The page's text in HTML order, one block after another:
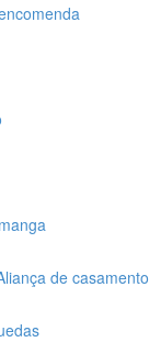
de casamento